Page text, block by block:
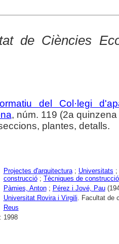
de Ciències
del Col·legi
, núm. 119 (2a
plantes, detalls.
Projectes d'arquitectura; Universitats ;
construcció; Tècniques de construcció
Pàmies, Anton; Pérez i Jové, Pau
Universitat Rovira i Virgili. Facultat de
Reus
1998